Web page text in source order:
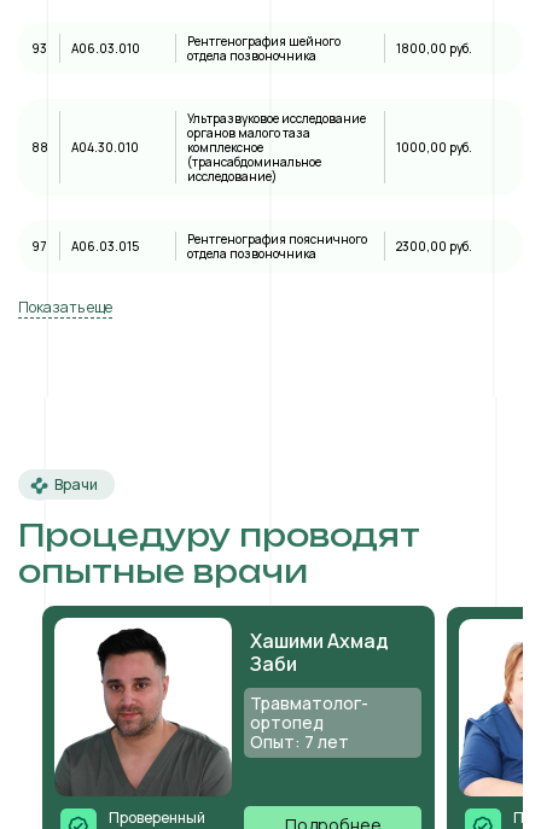
93 A06.03.010
Рентгенография шейного
отдела позвоночника
1800,00 руб.
88 А04.30.010
Ультразвуковое исследование
органов малого таза
комплексное
(трансабдоминальное
исследование)
1000,00 руб.
97 A06.03.015
Рентгенография поясничного
отдела позвоночника
2300,00 руб.
Показать еще
Врачи
Процедуру проводят
опытные врачи
Проверенный
Хашими Ахмад
Заби
Травматолог-
ортопед
Опыт: 7 лет